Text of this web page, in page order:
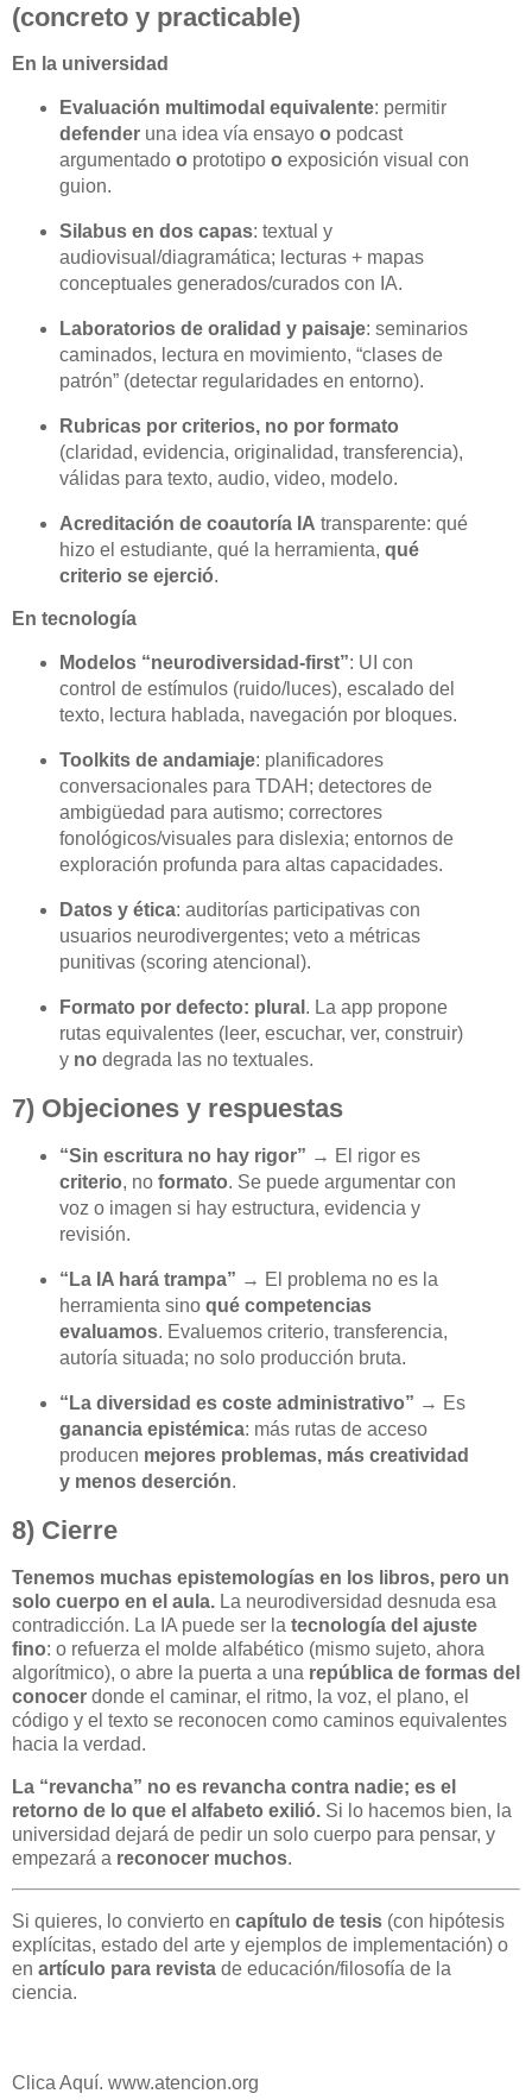
(concreto y practicable)
En la universidad
Evaluación multimodal equivalente: permitir
defenderuna idea vía ensayo o podcast
argumentado o prototipo o exposición visual con
guion.
Silabus en dos capas: textual y
audiovisual/diagramática; lecturas + mapas
conceptuales generados/curados con IA.
Laboratorios de oralidad y paisaje: seminarios
caminados, lectura en movimiento, “clases de
patrón” (detectar regularidades en entorno).
Rubricas por criterios, no por formato
(claridad, evidencia, originalidad, transferencia),
válidas para texto, audio, video, modelo.
Acreditación de coautoría IA transparente: qué
hizo el estudiante, qué la herramienta, qué
criterio se ejerció.
En tecnología
Modelos “neurodiversidad-first”: UI con
control de estímulos (ruido/luces), escalado del
texto, lectura hablada, navegación por bloques.
Toolkits de andamiaje: planificadores
conversacionales para TDAH; detectores de
ambigüedad para autismo; correctores
fonológicos/visuales para dislexia; entornos de
exploración profunda para altas capacidades.
Datos y ética: auditorías participativas con
usuarios neurodivergentes; veto a métricas
punitivas (scoring atencional).
Formato por defecto: plural . La app propone
rutas equivalentes (leer, escuchar, ver, construir)
y no degrada las no textuales.
7) Objeciones y respuestas
“Sin escritura no hay rigor” → El rigor es
criterio, no formato. Se puede argumentar con
voz o imagen si hay estructura, evidencia y
revisión.
“La IA hará trampa” → El problema no es la
herramienta sino qué competencias
evaluamos. Evaluemos criterio, transferencia,
autoría situada; no solo producción bruta.
“La diversidad es coste administrativo” → Es
ganancia epistémica: más rutas de acceso
producen mejores problemas, más creatividad
y menos deserción.
8) Cierre
Tenemos muchas epistemologías en los libros, pero un
solo cuerpo en el aula. La neurodiversidad desnuda esa
contradicción. La IA puede ser la tecnología del ajuste
fino: o refuerza el molde alfabético (mismo sujeto, ahora
algorítmico), o abre la puerta a una república de formas del
conocer donde el caminar, el ritmo, la voz, el plano, el
código y el texto se reconocen como caminos equivalentes
hacia la verdad.
La “revancha” no es revancha contra nadie; es el
retorno de lo que el alfabeto exilió. Si lo hacemos bien, la
universidad dejará de pedir un solo cuerpo para pensar, y
empezará a reconocer muchos.
Si quieres, lo convierto en capítulo de tesis (con hipótesis
explícitas, estado del arte y ejemplos de implementación) o
en artículo para revista de educación/filosofía de la
ciencia.
Clica Aquí. www.atencion.org